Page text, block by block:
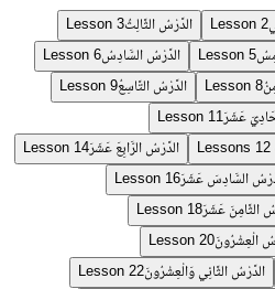
Lesson 2 الدَّرْسُ الثَّالِثُLesson 3
Lesson 5 الدَّرْسُ السَّادِسُLesson 6
Lesson 8 الدَّرْسُ التَّاسِعُLesson 9
عَشَرَ Lesson 11
Lessons الدَّرْسُ الرَّابِعَ عَشَرَLesson 14
السَّادِسَ عَشَرَLesson 16
الثَّامِنَ عَشَرَLesson 18
الْعِشْرُونَLesson 20
الدَّرْسُ الثَّانِي وَالْعِشْرُونَLesson 22